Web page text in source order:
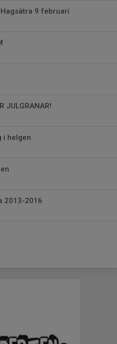
9 februari
JULGRANAR!
i helgen
2013-2016